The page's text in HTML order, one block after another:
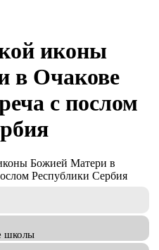
иконы
в Очакове
с послом
Божией Матери в
Республики Сербия
школы